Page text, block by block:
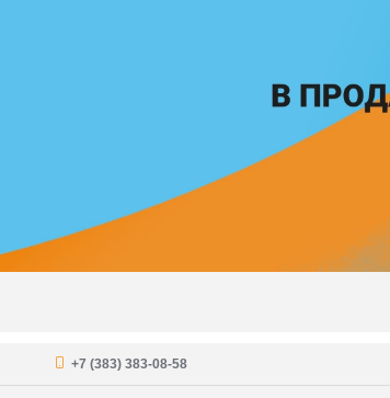
+7 (383) 383-08-58